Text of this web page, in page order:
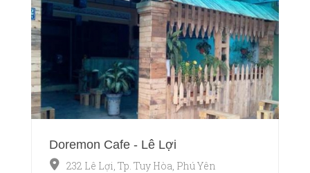
Doremon Cafe - Lê Lợi
232 Lê Lợi, Tp. Tuy Hòa, Phú Yên